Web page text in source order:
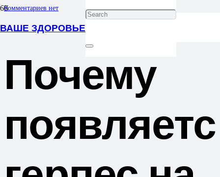
ВАШЕ ЗДОРОВЬЕ
Комментариев нет
Почему